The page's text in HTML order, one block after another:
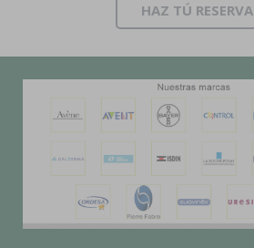
HAZ TÚ RESERVA